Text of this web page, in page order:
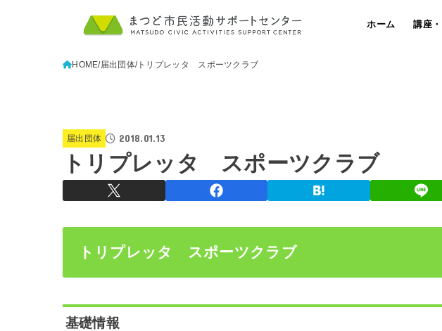
ホーム 講座
HOME 届出団体 トリプレッタ スポーツクラブ
届出団体 2018.01.13
トリプレッタ スポーツクラブ
トリプレッタ スポーツクラブ
基礎情報